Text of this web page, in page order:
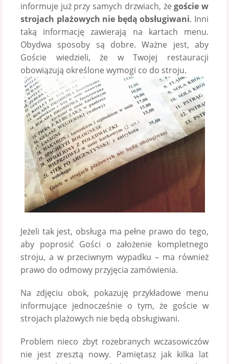
informuje już przy samych drzwiach, żegoście w
strojach plażowych nie będą obsługiwani. Inni
taką informację zawierają na kartach menu.
Obydwa sposoby są dobre. Ważne jest, aby
Goście wiedzieli, że w Twojej restauracji
obowiązują określone wymogi co do stroju.
Jeżeli tak jest, obsługa ma pełne prawo do tego,
aby poprosić Gości o założenie kompletnego
stroju, a w przeciwnym wypadku – ma również
prawo do odmowy przyjęcia zamówienia.
Na zdjęciu obok, pokazuję przykładowe menu
informujące jednocześnie o tym, że goście w
strojach plażowych nie będą obsługiwani.
Problem nieco zbyt rozebranych wczasowiczów
nie jest zresztą nowy. Pamiętasz jak kilka lat